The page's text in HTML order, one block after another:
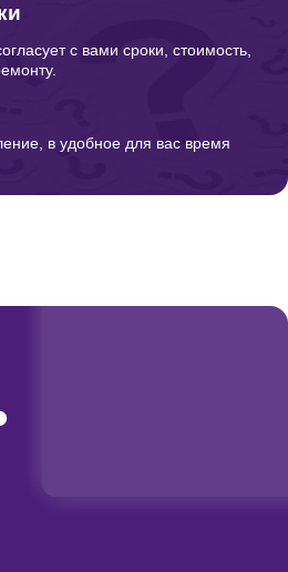
с вами сроки, стоимость,
в удобное для вас время